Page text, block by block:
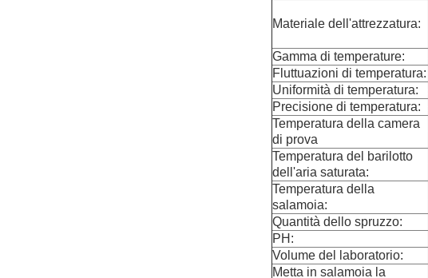
Materiale dell'attrezzatura:
Gamma di temperature:
Fluttuazioni di temperatura:
Uniformità di temperatura:
Precisione di temperatura:
Temperatura della camera
di prova
Temperatura del barilotto
dell'aria saturata:
Temperatura della
salamoia:
Quantità dello spruzzo:
PH:
Volume del laboratorio:
Metta in salamoia la